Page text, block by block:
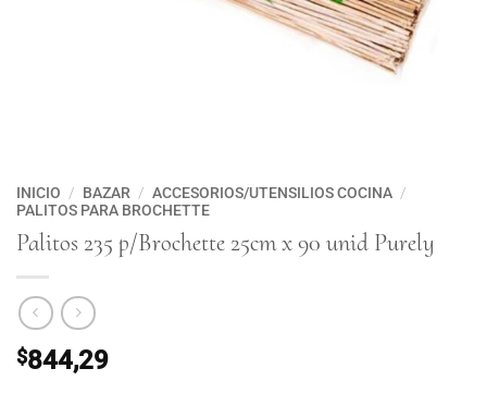
INICIO / BAZAR / ACCESORIOS/UTENSILIOS COCINA /
PALITOS PARA BROCHETTE
Palitos 235 p/Brochette 25cm x 90 unid Purely
$844,29